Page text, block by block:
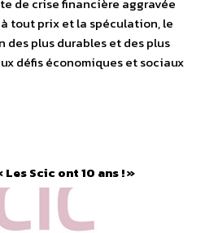
de crise financière aggravée
tout prix et la spéculation, le
des plus durables et des plus
défis économiques et sociaux
Scic ont 10 ans ! »